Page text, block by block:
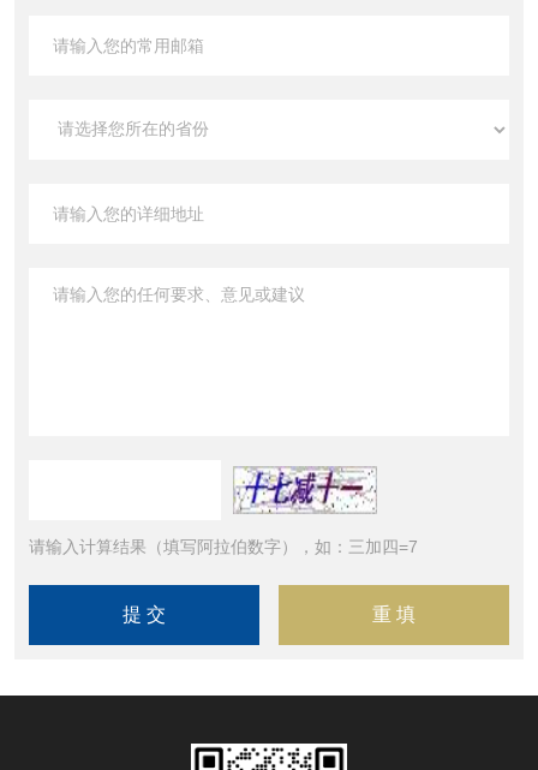
请输入计算结果（填写阿拉伯数字），如：三加四=7